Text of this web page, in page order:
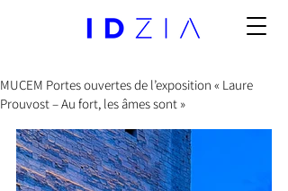
MUCEM Portes ouvertes de l’exposition « Laure
Prouvost – Au fort, les âmes sont »